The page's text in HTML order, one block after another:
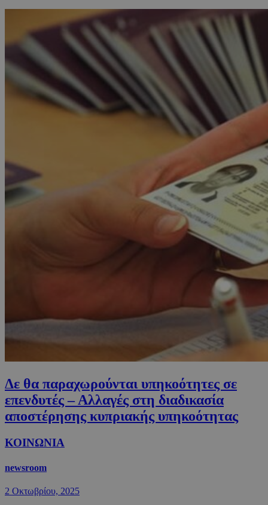
Δε θα παραχωρούνται υπηκοότητες σε
επενδυτές – Αλλαγές στη διαδικασία
αποστέρησης κυπριακής υπηκοότητας
ΚΟΙΝΩΝΙΑ
newsroom
2 Οκτωβρίου, 2025